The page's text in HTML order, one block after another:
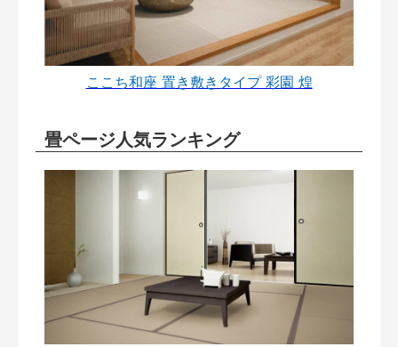
ここち和座 置き敷きタイプ 彩園 煌
畳ページ人気ランキング